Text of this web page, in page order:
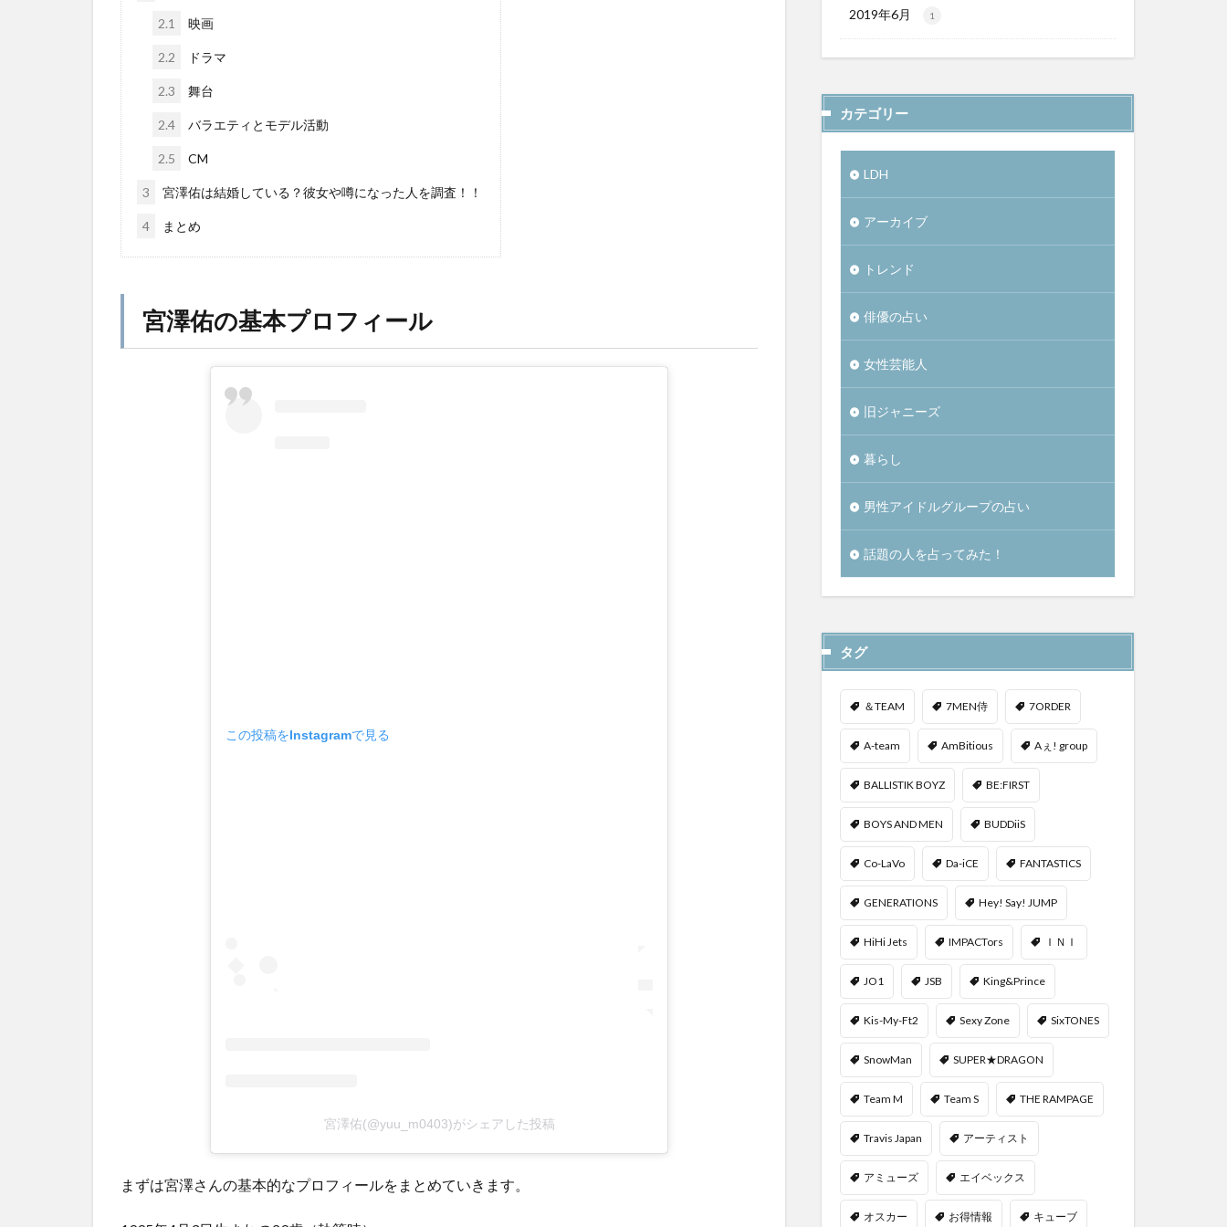
2.1 映画
2.2 ドラマ
2.3 舞台
2.4 バラエティとモデル活動
2.5 CM
3 宮澤佑は結婚している？彼女や噂になった人を調査！！
4 まとめ
宮澤佑の基本プロフィール
この投稿をInstagramで見る
宮澤佑(@yuu_m0403)がシェアした投稿
まずは宮澤さんの基本的なプロフィールをまとめていきます。
2019年6月 1
カテゴリー
LDH
アーカイブ
トレンド
俳優の占い
女性芸能人
旧ジャニーズ
暮らし
男性アイドルグループの占い
話題の人を占ってみた！
タグ
＆TEAM 7MEN侍 7ORDER
A-team AmBitious Aぇ! group
BALLISTIK BOYZ BE:FIRST
BOYS AND MEN BUDDiiS
Co-LaVo Da-iCE FANTASTICS
GENERATIONS Hey! Say! JUMP
HiHi Jets IMPACTors ＩＮＩ
JO1 JSB King&Prince
Kis-My-Ft2 Sexy Zone SixTONES
SnowMan SUPER★DRAGON
Team M Team S THE RAMPAGE
Travis Japan アーティスト
アミューズ エイベックス
オスカー お得情報 キューブ